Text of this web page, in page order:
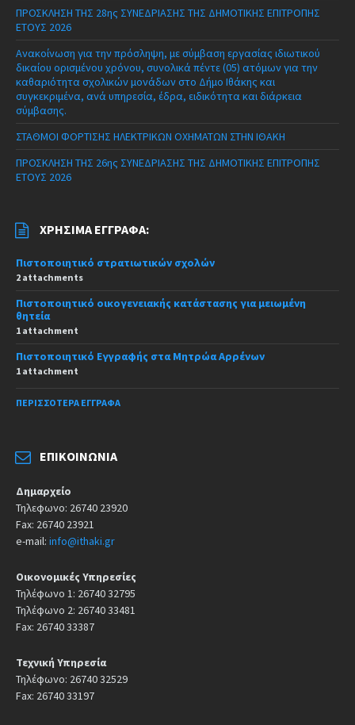
ΠΡΟΣΚΛΗΣΗ ΤΗΣ 28ης ΣΥΝΕΔΡΙΑΣΗΣ ΤΗΣ ΔΗΜΟΤΙΚΗΣ ΕΠΙΤΡΟΠΗΣ
ΕΤΟΥΣ 2026
Ανακοίνωση για την πρόσληψη, με σύμβαση εργασίας ιδιωτικού
δικαίου ορισμένου χρόνου, συνολικά πέντε (05) ατόμων για την
καθαριότητα σχολικών μονάδων στο Δήμο Ιθάκης και
συγκεκριμένα, ανά υπηρεσία, έδρα, ειδικότητα και διάρκεια
σύμβασης.
ΣΤΑΘΜΟΙ ΦΟΡΤΙΣΗΣ ΗΛΕΚΤΡΙΚΩΝ ΟΧΗΜΑΤΩΝ ΣΤΗΝ ΙΘΑΚΗ
ΠΡΟΣΚΛΗΣΗ ΤΗΣ 26ης ΣΥΝΕΔΡΙΑΣΗΣ ΤΗΣ ΔΗΜΟΤΙΚΗΣ ΕΠΙΤΡΟΠΗΣ
ΕΤΟΥΣ 2026
ΧΡΉΣΙΜΑ ΈΓΓΡΑΦΑ:
Πιστοποιητικό στρατιωτικών σχολών
2 attachments
Πιστοποιητικό οικογενειακής κατάστασης για μειωμένη
θητεία
1 attachment
Πιστοποιητικό Εγγραφής στα Μητρώα Αρρένων
1 attachment
ΠΕΡΙΣΣΌΤΕΡΑ ΈΓΓΡΑΦΑ
ΕΠΙΚΟΙΝΩΝΊΑ
Δημαρχείο
Τηλεφωνο: 26740 23920
Fax: 26740 23921
e-mail: info@ithaki.gr
Οικονομικές Υπηρεσίες
Τηλέφωνο 1: 26740 32795
Τηλέφωνο 2: 26740 33481
Fax: 26740 33387
Τεχνική Υπηρεσία
Τηλέφωνο: 26740 32529
Fax: 26740 33197